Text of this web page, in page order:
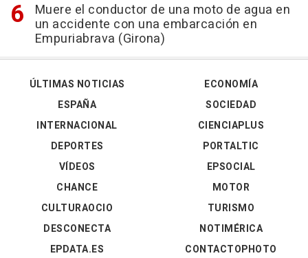
Muere el conductor de una moto de agua en
un accidente con una embarcación en
Empuriabrava (Girona)
ÚLTIMAS NOTICIAS
ESPAÑA
INTERNACIONAL
DEPORTES
VÍDEOS
ECONOMÍA
SOCIEDAD
CIENCIAPLUS
PORTALTIC
EPSOCIAL
CHANCE
CULTURAOCIO
DESCONECTA
EPDATA.ES
MOTOR
TURISMO
NOTIMÉRICA
CONTACTOPHOTO